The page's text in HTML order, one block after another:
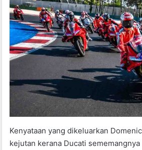
Kenyataan yang dikeluarkan
kejutan kerana Ducati sememangnya